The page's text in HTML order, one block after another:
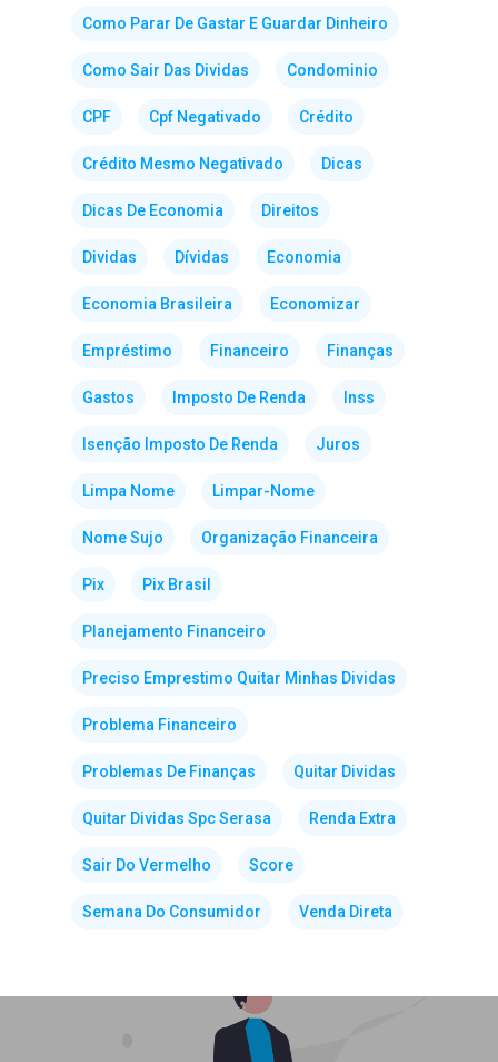
Como Parar De Gastar E Guardar Dinheiro
Como Sair Das Dividas Condominio
CPF Cpf Negativado Crédito
Crédito Mesmo Negativado Dicas
Dicas De Economia Direitos
Dividas Dívidas Economia
Economia Brasileira Economizar
Empréstimo Financeiro Finanças
Gastos Imposto De Renda Inss
Isenção Imposto De Renda Juros
Limpa Nome Limpar-Nome
Nome Sujo Organização Financeira
Pix Pix Brasil
Planejamento Financeiro
Preciso Emprestimo Quitar Minhas Dividas
Problema Financeiro
Problemas De Finanças Quitar Dividas
Quitar Dividas Spc Serasa Renda Extra
Sair Do Vermelho Score
Semana Do Consumidor Venda Direta